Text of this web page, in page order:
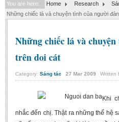
Departments
Department of Literary Theory and
Department of Foreign Literatures
Department of Sinology-Nom Studies
Center of Sinology and Nom Studies
Images - Events
You are here: Home Research
Những chiếc lá và chuyện tình của người
Những chiếc lá và
trên doi cát
Category: Sáng tác 27 Mar 2009 Written
Khi
nhắc đến chị. Thật ra những thế hệ